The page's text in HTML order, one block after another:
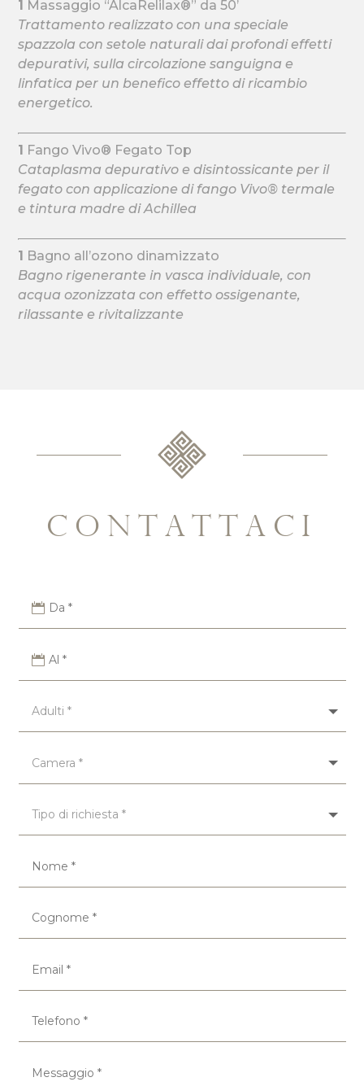
1 Massaggio “AlcaRelilax®” da 50’
Trattamento realizzato con una speciale
spazzola con setole naturali dai profondi effetti
depurativi, sulla circolazione sanguigna e
linfatica per un benefico effetto di ricambio
energetico.
1 Fango Vivo® Fegato Top
Cataplasma depurativo e disintossicante per il
fegato con applicazione di fango Vivo® termale
e tintura madre di Achillea
1 Bagno all’ozono dinamizzato
Bagno rigenerante in vasca individuale, con
acqua ozonizzata con effetto ossigenante,
rilassante e rivitalizzante
contattaci